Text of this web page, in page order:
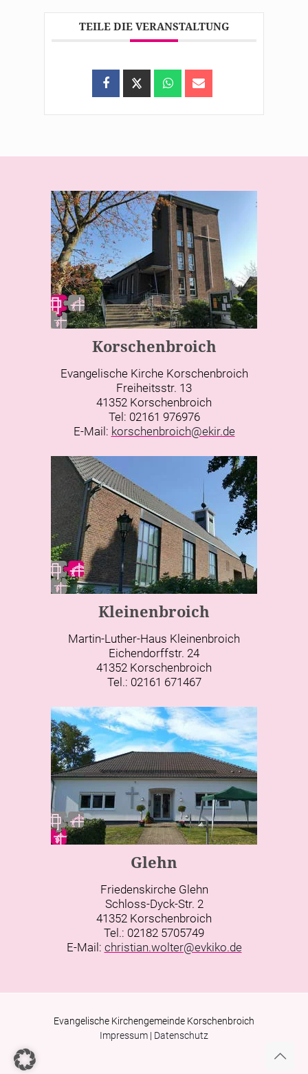
TEILE DIE VERANSTALTUNG
Korschenbroich
Evangelische Kirche Korschenbroich
Freiheitsstr. 13
41352 Korschenbroich
Tel: 02161 976976
E-Mail: korschenbroich@ekir.de
Kleinenbroich
Martin-Luther-Haus Kleinenbroich
Eichendorffstr. 24
41352 Korschenbroich
Tel.: 02161 671467
Glehn
Friedenskirche Glehn
Schloss-Dyck-Str. 2
41352 Korschenbroich
Tel.: 02182 5705749
E-Mail: christian.wolter@evkiko.de
Evangelische Kirchengemeinde Korschenbroich
Impressum | Datenschutz